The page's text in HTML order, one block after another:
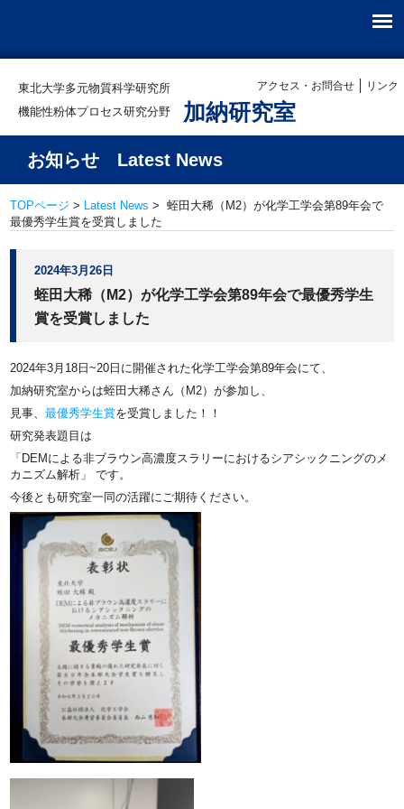
東北大学多元物質科学研究所
機能性粉体プロセス研究分野
加納研究室
アクセス・お問合せ リンク
お知らせ Latest News
TOPページ > Latest News > 蛭田大稀（M2）が化学工学会第89年会で
最優秀学生賞を受賞しました
2024年3月26日
蛭田大稀（M2）が化学工学会第89年会で最優秀学生
賞を受賞しました
2024年3月18日~20日に開催された化学工学会第89年会にて、
加納研究室からは蛭田大稀さん（M2）が参加し、
見事、最優秀学生賞を受賞しました！！
研究発表題目は
「DEMによる非ブラウン高濃度スラリーにおけるシアシックニングのメ
カニズム解析」 です。
今後とも研究室一同の活躍にご期待ください。